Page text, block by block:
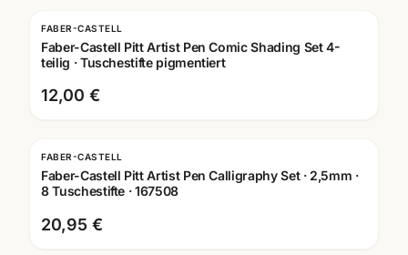
FABER-CASTELL
Faber-Castell Pitt Artist Pen Comic Shading Set 4-
teilig · Tuschestifte pigmentiert
12,00 €
FABER-CASTELL
Faber-Castell Pitt Artist Pen Calligraphy Set · 2,5mm ·
8 Tuschestifte · 167508
20,95 €